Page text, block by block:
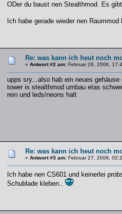
ODer du baust nen Stealthmod. Es
Ich habe gerade wieder nen Raummod
Re: was kann ich heut noch
« Antwort #2 am:Februar 26, 2006,
upps sry...also hab ein neues
tower is stealthmod umbau etas
rein und leds/neons halt
Re: was kann ich heut noch
« Antwort #3 am:Februar 27, 2006,
Ich habe nen CS601 und keinerlei
Schublade kleben..